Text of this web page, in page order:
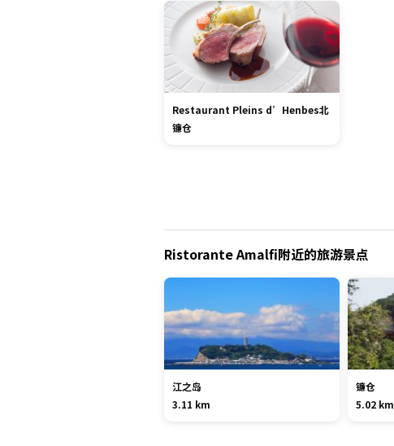
Restaurant Pleins d’Henbes北
镰仓
Ristorante Amalfi附近的旅游景点
江之岛
3.11 km
镰仓
5.02 km